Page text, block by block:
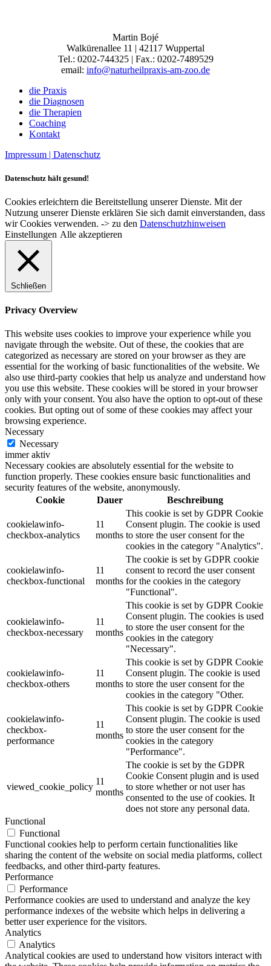
Martin Bojé
Walkürenallee 11 | 42117 Wuppertal
Tel.: 0202-744325 | Fax.: 0202-7489529
email: info@naturheilpraxis-am-zoo.de
die Praxis
die Diagnosen
die Therapien
Coaching
Kontakt
Impressum | Datenschutz
Datenschutz hält gesund!
Cookies erleichtern die Bereitstellung unserer Dienste. Mit der
Nutzung unserer Dienste erklären Sie sich damit einverstanden, dass
wir Cookies verwenden. -> zu den Datenschutzhinweisen
Einstellungen Alle akzeptieren
Schließen
Privacy Overview
This website uses cookies to improve your experience while you
navigate through the website. Out of these, the cookies that are
categorized as necessary are stored on your browser as they are
essential for the working of basic functionalities of the website. We
also use third-party cookies that help us analyze and understand how
you use this website. These cookies will be stored in your browser
only with your consent. You also have the option to opt-out of these
cookies. But opting out of some of these cookies may affect your
browsing experience.
Necessary
Necessary
immer aktiv
Necessary cookies are absolutely essential for the website to
function properly. These cookies ensure basic functionalities and
security features of the website, anonymously.
Cookie
Dauer Beschreibung
cookielawinfo-
checkbox-analytics
11
months
This cookie is set by GDPR Cookie
Consent plugin. The cookie is used
to store the user consent for the
cookies in the category "Analytics".
cookielawinfo-
checkbox-functional
11
months
The cookie is set by GDPR cookie
consent to record the user consent
for the cookies in the category
"Functional".
cookielawinfo-
checkbox-necessary
11
months
This cookie is set by GDPR Cookie
Consent plugin. The cookies is used
to store the user consent for the
cookies in the category
"Necessary".
cookielawinfo-
checkbox-others
11
months
This cookie is set by GDPR Cookie
Consent plugin. The cookie is used
to store the user consent for the
cookies in the category "Other.
cookielawinfo-
checkbox-
performance
11
months
This cookie is set by GDPR Cookie
Consent plugin. The cookie is used
to store the user consent for the
cookies in the category
"Performance".
viewed_cookie_policy
11
months
The cookie is set by the GDPR
Cookie Consent plugin and is used
to store whether or not user has
consented to the use of cookies. It
does not store any personal data.
Functional
Functional
Functional cookies help to perform certain functionalities like
sharing the content of the website on social media platforms, collect
feedbacks, and other third-party features.
Performance
Performance
Performance cookies are used to understand and analyze the key
performance indexes of the website which helps in delivering a
better user experience for the visitors.
Analytics
Analytics
Analytical cookies are used to understand how visitors interact with